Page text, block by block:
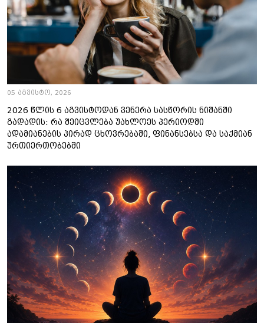
05 აგვისტო, 2026
2026 წლის 6 აგვისტოდან ვენერა სასწორის ნიშანში
გადადის: რა შეიცვლება უახლოეს პერიოდში
ადამიანების პირად ცხოვრებაში, ფინანსებსა და საქმიან
ურთიერთობებში